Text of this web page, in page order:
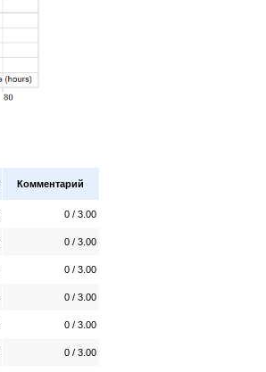
Комментарий
0 / 3.00
0 / 3.00
0 / 3.00
0 / 3.00
0 / 3.00
0 / 3.00